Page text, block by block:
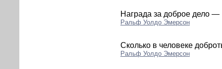
Награда за доброе дело
Ральф Уолдо Эмерсон
Сколько в человеке
Ральф Уолдо Эмерсон